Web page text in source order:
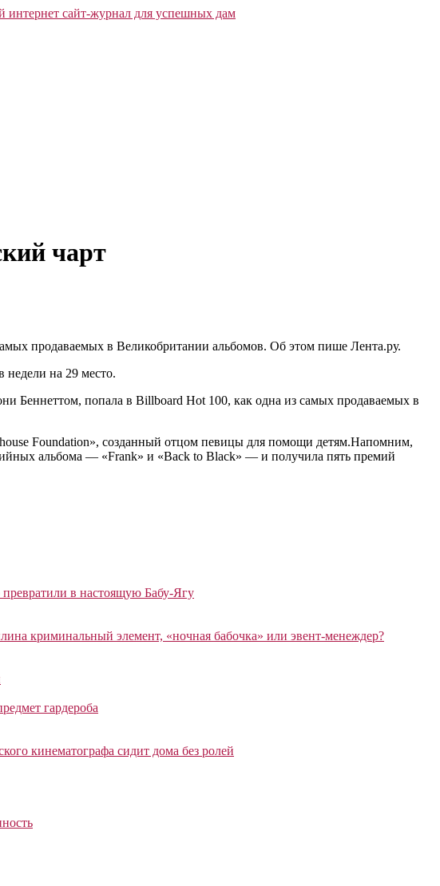
чарт
продаваемых в Великобритании альбомов. Об этом пише Лента.ру.
на 29 место.
Беннеттом, попала в Billboard Hot 100, как одна из самых продаваемых в
Foundation», созданный отцом певицы для помощи детям.Напомним,
альбома — «Frank» и «Back to Black» — и получила пять премий
в настоящую Бабу-Ягу
криминальный элемент, «ночная бабочка» или эвент-менеждер?
гардероба
кинематографа сидит дома без ролей